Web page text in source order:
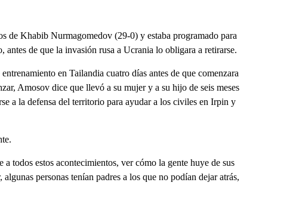
de Khabib Nurmagomedov (29-0) y estaba programado para
de que la invasión rusa a Ucrania lo obligara a retirarse.
en Tailandia cuatro días antes de que comenzara
Amosov dice que llevó a su mujer y a su hijo de seis meses
a la defensa del territorio para ayudar a los civiles en Irpin y
todos estos acontecimientos, ver cómo la gente huye de sus
personas tenían padres a los que no podían dejar atrás,